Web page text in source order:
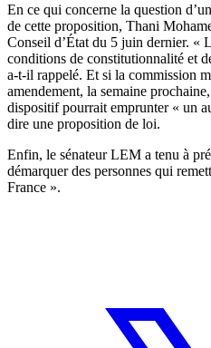
En ce qui concerne la question
de cette proposition, Thani
Conseil d’État du 5 juin dernier. «
conditions de constitutionnalité et
a-t-il rappelé. Et si la commission
amendement, la semaine
dispositif pourrait emprunter « un
dire une proposition de loi.
Enfin, le sénateur LEM a tenu à
démarquer des personnes qui
France ».